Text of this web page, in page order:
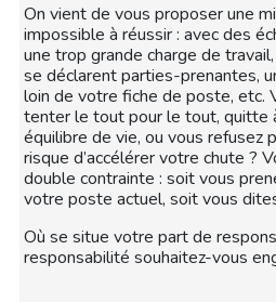
On vient de vous proposer une
impossible à réussir : avec des
une trop grande charge de
se déclarent parties-prenantes,
loin de votre fiche de poste, etc.
tenter le tout pour le tout, quitte
équilibre de vie, ou vous refusez
risque d’accélérer votre chute ?
double contrainte : soit vous
votre poste actuel, soit vous
Où se situe votre part de
responsabilité souhaitez-vous